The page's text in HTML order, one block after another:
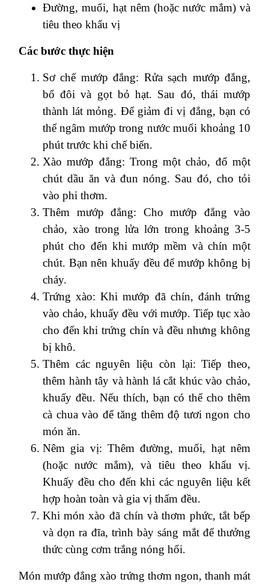
Đường, muối, hạt nêm (hoặc nước mắm) và
tiêu theo khẩu vị
Các bước thực hiện
Sơ chế mướp đắng: Rửa sạch mướp đắng,
bổ đôi và gọt bỏ hạt. Sau đó, thái mướp
thành lát mỏng. Để giảm đi vị đắng, bạn có
thể ngâm mướp trong nước muối khoảng 10
phút trước khi chế biến.
Xào mướp đắng: Trong một chảo, đổ một
chút dầu ăn và đun nóng. Sau đó, cho tỏi
vào phi thơm.
Thêm mướp đắng: Cho mướp đắng vào
chảo, xào trong lửa lớn trong khoảng 3-5
phút cho đến khi mướp mềm và chín một
chút. Bạn nên khuấy đều để mướp không bị
cháy.
Trứng xào: Khi mướp đã chín, đánh trứng
vào chảo, khuấy đều với mướp. Tiếp tục xào
cho đến khi trứng chín và đều nhưng không
bị khô.
Thêm các nguyên liệu còn lại: Tiếp theo,
thêm hành tây và hành lá cắt khúc vào chảo,
khuấy đều. Nếu thích, bạn có thể cho thêm
cà chua vào để tăng thêm độ tươi ngon cho
món ăn.
Nêm gia vị: Thêm đường, muối, hạt nêm
(hoặc nước mắm), và tiêu theo khẩu vị.
Khuấy đều cho đến khi các nguyên liệu kết
hợp hoàn toàn và gia vị thấm đều.
Khi món xào đã chín và thơm phức, tắt bếp
và dọn ra đĩa, trình bày sáng mắt để thưởng
thức cùng cơm trắng nóng hổi.
Món mướp đắng xào trứng thơm ngon, thanh mát